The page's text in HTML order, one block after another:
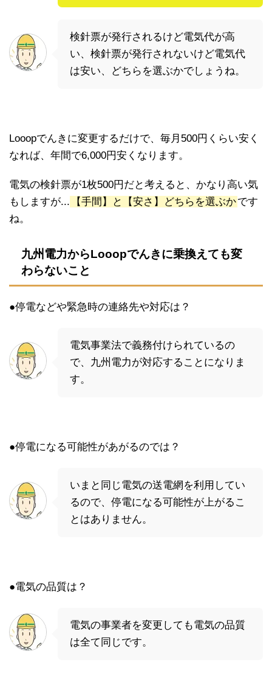
検針票が発行されるけど電気代が高
い、検針票が発行されないけど電気代
は安い、どちらを選ぶかでしょうね。
Looopでんきに変更するだけで、毎月500円くらい安く
なれば、年間で6,000円安くなります。
電気の検針票が1枚500円だと考えると、かなり高い気
もしますが...
【手間】と【安さ】どちらを選ぶかです
ね。
九州電力からLooopでんきに乗換えても変
わらないこと
●停電などや緊急時の連絡先や対応は？
電気事業法で義務付けられているの
で、九州電力が対応することになりま
す。
●停電になる可能性があがるのでは？
いまと同じ電気の送電網を利用してい
るので、停電になる可能性が上がるこ
とはありません。
●電気の品質は？
電気の事業者を変更しても電気の品質
は全て同じです。